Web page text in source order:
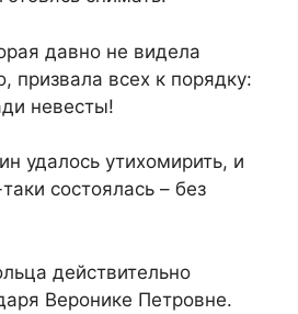
давно не видела
призвала всех к порядку:
невесты!
удалось утихомирить, и
состоялась – без
действительно
Веронике Петровне.